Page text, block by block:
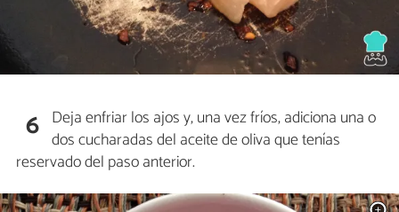
6 Deja enfriar los ajos y, una vez fríos, adiciona una o
dos cucharadas del aceite de oliva que tenías
reservado del paso anterior.